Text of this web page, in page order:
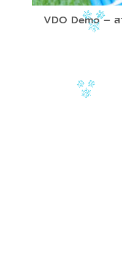
VDO Demo –